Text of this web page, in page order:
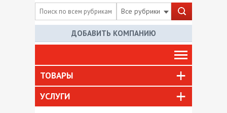
Все рубрики
ДОБАВИТЬ КОМПАНИЮ
ТОВАРЫ
УСЛУГИ